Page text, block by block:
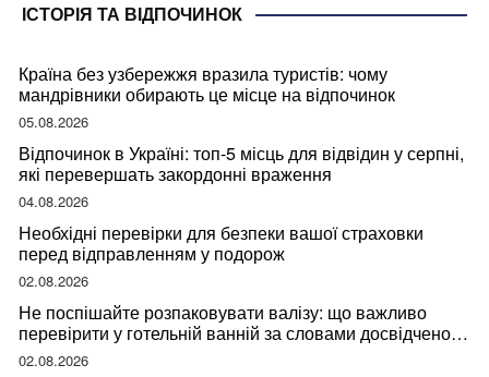
ІСТОРІЯ ТА ВІДПОЧИНОК
Країна без узбережжя вразила туристів: чому
мандрівники обирають це місце на відпочинок
05.08.2026
Відпочинок в Україні: топ-5 місць для відвідин у серпні,
які перевершать закордонні враження
04.08.2026
Необхідні перевірки для безпеки вашої страховки
перед відправленням у подорож
02.08.2026
Не поспішайте розпаковувати валізу: що важливо
перевірити у готельній ванній за словами досвідченої
мандрівниці
02.08.2026